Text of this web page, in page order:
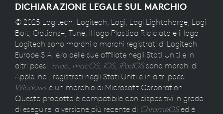
DICHIARAZIONE LEGALE SUL MARCHIO
© 2025 Logitech. Logitech, Logi, Logi Lightcharge, Logi
Bolt, Options+, Tune, il logo Plastica Riciclata e il logo
Logitech sono marchi o marchi registrati di Logitech
Europe S.A. e/o delle sue affiliate negli Stati Uniti e in
altri paesi. mac, macOS, iOS, iPadOSsono marchi di
Apple Inc., registrati negli Stati Uniti e in altri paesi.
Windows è un marchio di Microsoft Corporation.
Questo prodotto è compatibile con dispositivi in grado
di eseguire la versione più recente di ChromeOSed è